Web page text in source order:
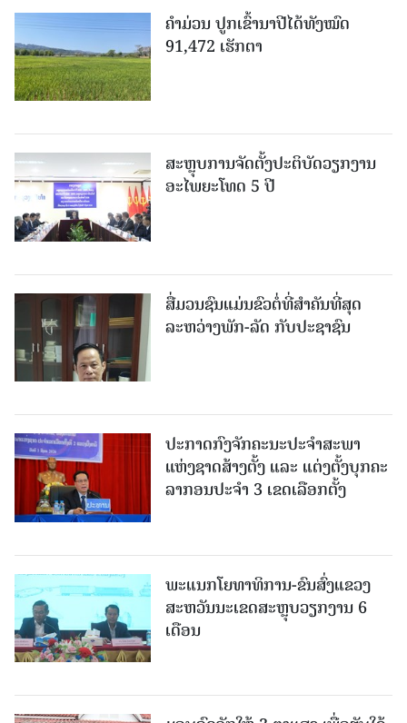
ຄໍາມ່ວນ ປູກເຂົ້ານາປີໄດ້ທັງໝົດ
91,472 ເຮັກຕາ
ສະຫຼຸບການຈັດຕັ້ງປະຕິບັດວຽກງານ
ອະໄພຍະໂທດ 5 ປີ
ສື່ມວນຊົນແມ່ນຂົວຕໍ່ທີ່ສໍາຄັນທີ່ສຸດ
ລະຫວ່າງພັກ-ລັດ ກັບປະຊາຊົນ
ປະກາດກົງຈັກຄະນະປະຈໍາສະພາ
ແຫ່ງຊາດສ້າງຕັ້ງ ແລະ ແຕ່ງຕັ້ງບຸກຄະ
ລາກອນປະຈໍາ 3 ເຂດເລືອກຕັ້ງ
ພະແນກໂຍທາທິການ-ຂົນສົ່ງແຂວງ
ສະຫວັນນະເຂດສະຫຼຸບວຽກງານ 6
ເດືອນ